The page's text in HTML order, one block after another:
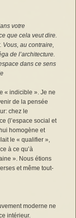
votre
que cela veut dire.
au contraire,
de l’architecture.
dans ce sens
« indicible ». Je ne
de la pensée
chez le
(l’espace social et
homogène et
le « qualifier »,
à ce qu’à
». Nous étions
et même tout-
moderne ne
intérieur.